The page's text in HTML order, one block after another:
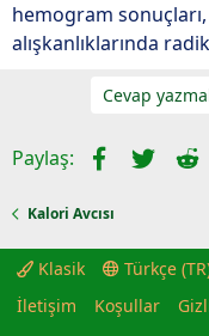
hemogram
alışkanlıklarında
Cevap
Paylaş: Facebook
Twitter
Kalori Avcısı
Klasik
Türkçe
İletişim
Koşullar